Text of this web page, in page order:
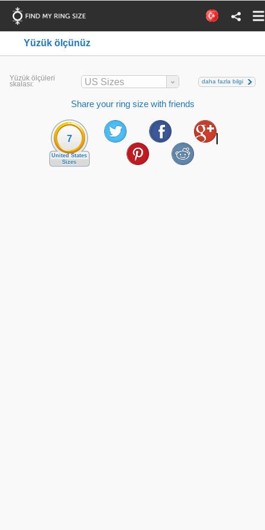
Yüzük ölçünüz
Yüzük ölçüleri
skalası: US Sizes daha fazla bilgi
Share your ring size with friends
7
United States
Sizes